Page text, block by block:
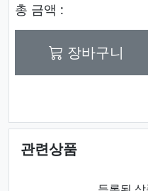
총 금액 :
장바구니
관련상품